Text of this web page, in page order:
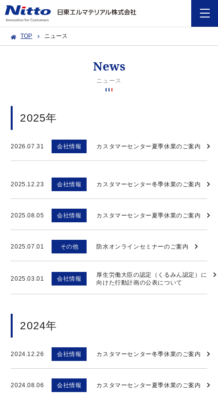
TOP ニュース
News
ニュース
2025年
2026.07.31 会社情報 カスタマーセンター夏季休業のご案内
2025.12.23 会社情報 カスタマーセンター冬季休業のご案内
2025.08.05 会社情報 カスタマーセンター夏季休業のご案内
2025.07.01 その他 防水オンラインセミナーのご案内
2025.03.01 会社情報
厚生労働大臣の認定（くるみん認定）に
向けた行動計画の公表について
2024年
2024.12.26 会社情報 カスタマーセンター冬季休業のご案内
2024.08.06 会社情報 カスタマーセンター夏季休業のご案内